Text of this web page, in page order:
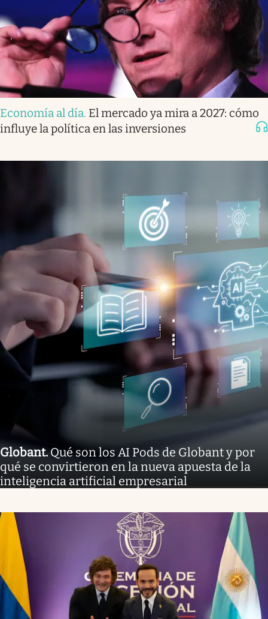
Economía al día. El mercado ya mira a 2027: cómo
influye la política en las inversiones
Globant.Qué son los AI Pods de Globant y por
qué se convirtieron en la nueva apuesta de la
inteligencia artificial empresarial